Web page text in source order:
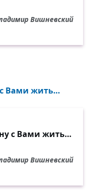
Вишневский
с Вами жить…
с Вами жить…
Вишневский